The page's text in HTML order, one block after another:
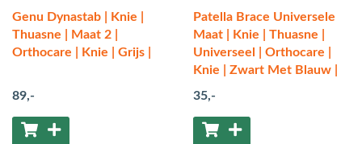
Genu Dynastab | Knie |
Thuasne | Maat 2 |
Orthocare | Knie | Grijs |
89,-
Patella Brace Universele
Maat | Knie | Thuasne |
Universeel | Orthocare |
Knie | Zwart Met Blauw |
35,-